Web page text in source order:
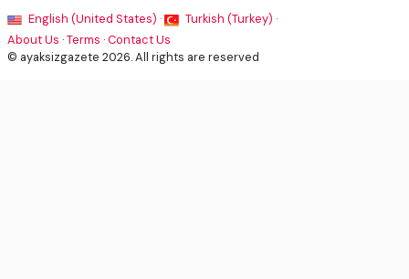
English (United States) ·
Turkish (Turkey) ·
About Us ·Terms ·Contact Us
© ayaksizgazete 2026. All rights are reserved